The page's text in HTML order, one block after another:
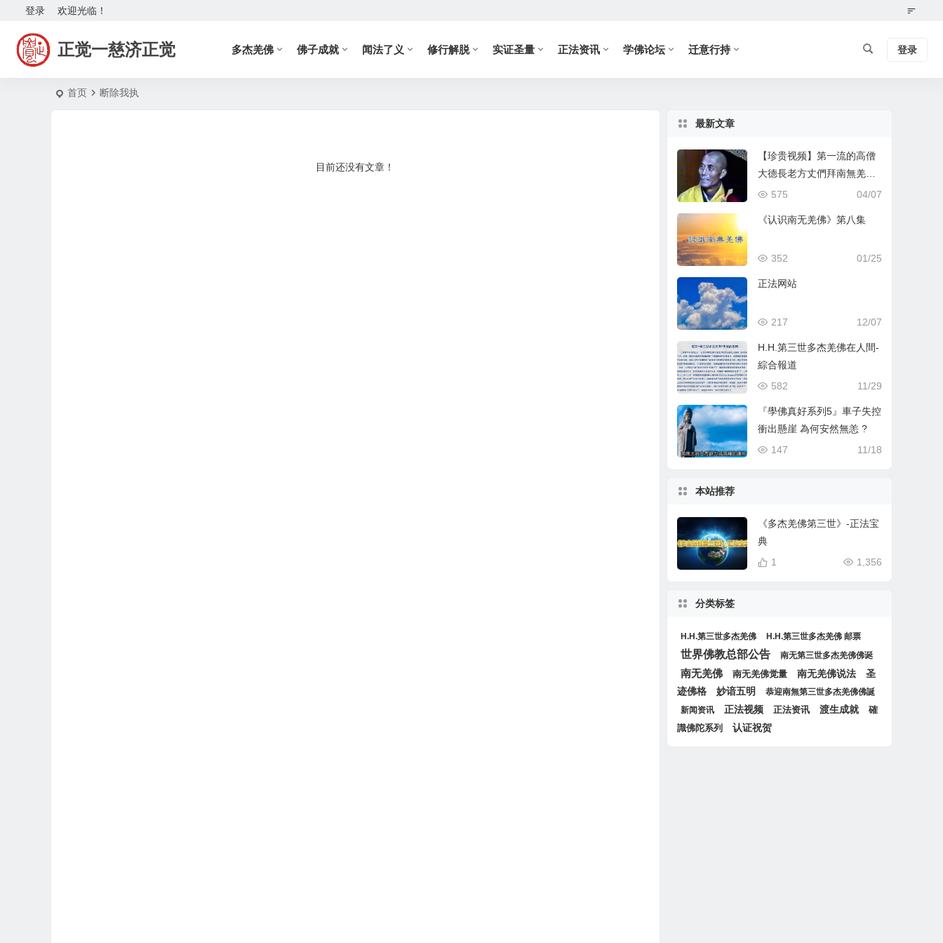
欢迎光临！
登录
正觉一慈济正觉 多杰羌佛 佛子成就 闻法了义 修行解脱 实证圣量 正法资讯 学佛论坛 迁意行持 登录
首页 断除我执
目前还没有文章！
最新文章
【珍贵视频】第一流的高僧
大德長老方丈們拜南無羌佛
為師
04/07
575
《认识南无羌佛》第八集
01/25
352
正法网站
12/07
217
H.H.第三世多杰羌佛在人間-
綜合報道
11/29
582
『學佛真好系列5』車子失控
衝出懸崖 為何安然無恙 ?
11/18
147
本站推荐
《多杰羌佛第三世》-正法宝
典
1,356
1
分类标签
H.H.第三世多杰羌佛 H.H.第三世多杰羌佛 邮票
世界佛教总部公告 南无第三世多杰羌佛佛诞
南无羌佛 南无羌佛觉量 南无羌佛说法
圣
迹佛格
妙谙五明
恭迎南無第三世多杰羌佛佛誕
新闻资讯
正法视频 正法资讯 渡生成就
確
識佛陀系列
认证祝贺